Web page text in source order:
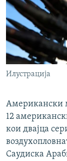
Илустрација
Американски
12
кои двајца
Саудиска